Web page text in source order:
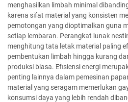
menghasilkan limbah minimal
karena sifat material yang konsisten
pemotongan yang dioptimalkan guna
setiap lembaran. Perangkat lunak
menghitung tata letak material paling
pembentukan limbah hingga kurang
produksi biasa. Efisiensi energi
penting lainnya dalam pemesinan
material yang seragam memerlukan
konsumsi daya yang lebih rendah